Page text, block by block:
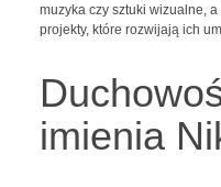
muzyka czy sztuki wizualne,
projekty, które rozwijają ich
imienia